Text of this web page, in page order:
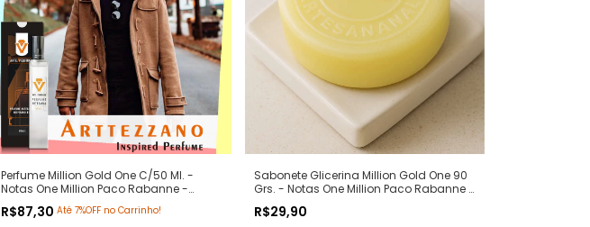
Perfume Million Gold One C/50 Ml. -
Notas One Million Paco Rabanne -
Contratipos Premium - Arte 1 Perfumes
R$87,30 Até 7%OFF no Carrinho!
Sabonete Glicerina Million Gold One 90
Grs. - Notas One Million Paco Rabanne -
Perfumes
R$29,90